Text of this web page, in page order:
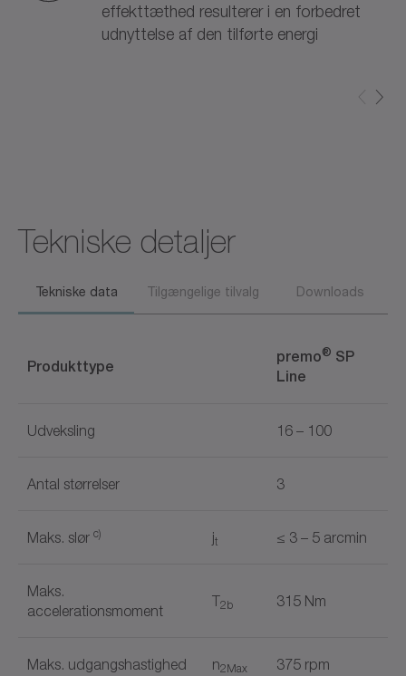
effekttæthed resulterer i en forbedret
udnyttelse af den tilførte energi
Tekniske detaljer
Tekniske data Tilgængelige tilvalg Downloads
Produkttype
premo® SP
Line
Udveksling 16 – 100
Antal størrelser 3
Maks. slør c) jt ≤ 3 – 5 arcmin
Maks.
accelerationsmoment
T2b 315 Nm
Maks. udgangshastighed n2Max 375 rpm